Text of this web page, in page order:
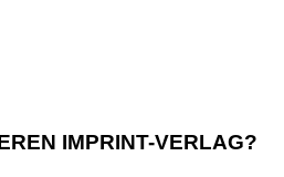
IMPRINT-VERLAG?